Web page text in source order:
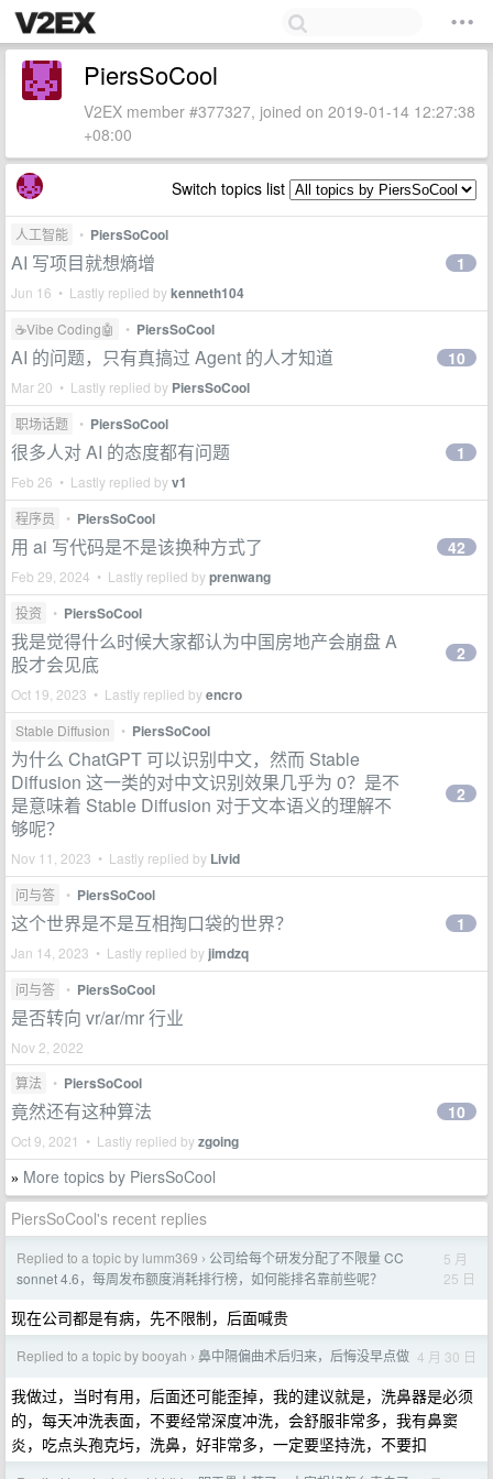
PiersSoCool
V2EX member #377327, joined on 2019-01-14 12:27:38
+08:00
Switch topics list
人工智能 • PiersSoCool
AI 写项目就想熵增
Jun 16 • Lastly replied bykenneth104
1
☕Vibe Coding🤖 • PiersSoCool
AI 的问题，只有真搞过 Agent 的人才知道
Mar 20 • Lastly replied by PiersSoCool
10
职场话题 • PiersSoCool
很多人对 AI 的态度都有问题
Feb 26 • Lastly replied byv1
1
程序员 • PiersSoCool
用 ai 写代码是不是该换种方式了
Feb 29, 2024 • Lastly replied byprenwang
42
投资 • PiersSoCool
我是觉得什么时候大家都认为中国房地产会崩盘 A
股才会见底
Oct 19, 2023 • Lastly replied byencro
2
Stable Diffusion • PiersSoCool
为什么 ChatGPT 可以识别中文，然而 Stable
Diffusion 这一类的对中文识别效果几乎为 0？是不
是意味着 Stable Diffusion 对于文本语义的理解不
够呢？
Nov 11, 2023 • Lastly replied by Livid
2
问与答 • PiersSoCool
这个世界是不是互相掏口袋的世界？
Jan 14, 2023 • Lastly replied by jimdzq
1
问与答 • PiersSoCool
是否转向 vr/ar/mr 行业
Nov 2, 2022
算法
• PiersSoCool
竟然还有这种算法
Oct 9, 2021 • Lastly replied byzgoing
10
» More topics by PiersSoCool
PiersSoCool's recent replies
Replied to a topic by lumm369 › 公司给每个研发分配了不限量 CC
sonnet 4.6，每周发布额度消耗排行榜，如何能排名靠前些呢？
5 月
25 日
现在公司都是有病，先不限制，后面喊贵
Replied to a topic by booyah › 鼻中隔偏曲术后归来，后悔没早点做 4 月 30 日
我做过，当时有用，后面还可能歪掉，我的建议就是，洗鼻器是必须
的，每天冲洗表面，不要经常深度冲洗，会舒服非常多，我有鼻窦
炎，吃点头孢克圬，洗鼻，好非常多，一定要坚持洗，不要扣